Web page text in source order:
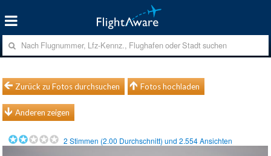
Zurück zu Fotos durchsuchen Fotos hochladen
Anderen zeigen
2 Stimmen (2.00 Durchschnitt) und2.554Ansichten